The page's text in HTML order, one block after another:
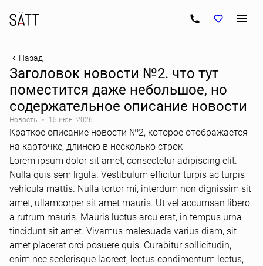
Назад
Заголовок новости №2. что тут
поместится даже небольшое, но
содержательное описание новости
Новость 15 июн. 2026
Краткое описание новости №2, которое отображается
на карточке, длиною в несколько строк
Lorem ipsum dolor sit amet, consectetur adipiscing elit.
Nulla quis sem ligula. Vestibulum efficitur turpis ac turpis
vehicula mattis. Nulla tortor mi, interdum non dignissim sit
amet, ullamcorper sit amet mauris. Ut vel accumsan libero,
a rutrum mauris. Mauris luctus arcu erat, in tempus urna
tincidunt sit amet. Vivamus malesuada varius diam, sit
amet placerat orci posuere quis. Curabitur sollicitudin,
enim nec scelerisque laoreet, lectus condimentum lectus,